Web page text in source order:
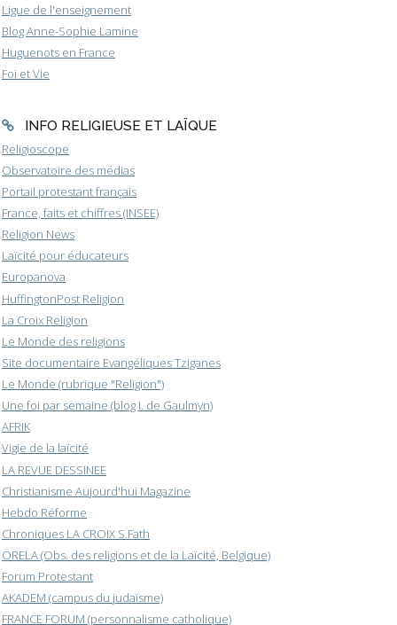
Ligue de l'enseignement
Blog Anne-Sophie Lamine
Huguenots en France
Foi et Vie
INFO RELIGIEUSE ET LAÏQUE
Religioscope
Observatoire des médias
Portail protestant français
France, faits et chiffres (INSEE)
Religion News
Laïcité pour éducateurs
Europanova
HuffingtonPost Religion
La Croix Religion
Le Monde des religions
Site documentaire Evangéliques Tziganes
Le Monde (rubrique "Religion")
Une foi par semaine (blog I. de Gaulmyn)
AFRIK
Vigie de la laïcité
LA REVUE DESSINEE
Christianisme Aujourd'hui Magazine
Hebdo Réforme
Chroniques LA CROIX S.Fath
ORELA (Obs. des religions et de la Laïcité, Belgique)
Forum Protestant
AKADEM (campus du judaïsme)
FRANCE FORUM (personnalisme catholique)